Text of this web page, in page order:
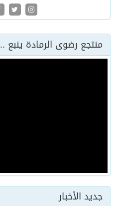
منتجع رضوى الرمادة ينبع ..
جديد الأخبار